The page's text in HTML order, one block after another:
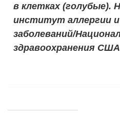
в клетках (голубые).
институт аллергии
заболеваний/
здравоохранения